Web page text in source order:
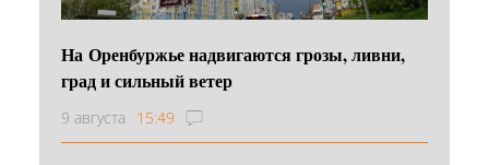
На Оренбуржье надвигаются грозы, ливни,
град и сильный ветер
9 августа 15:49